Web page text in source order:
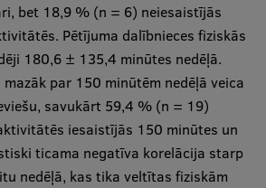
bet 18,9 % (n = 6) neiesaistījās
Pētījuma dalībnieces fiziskās
180,6 ± 135,4 minūtes nedēļā.
par 150 minūtēm nedēļā veica
savukārt 59,4 % (n = 19)
iesaistījās 150 minūtes un
ticama negatīva korelācija starp
nedēļā, kas tika veltītas fiziskām